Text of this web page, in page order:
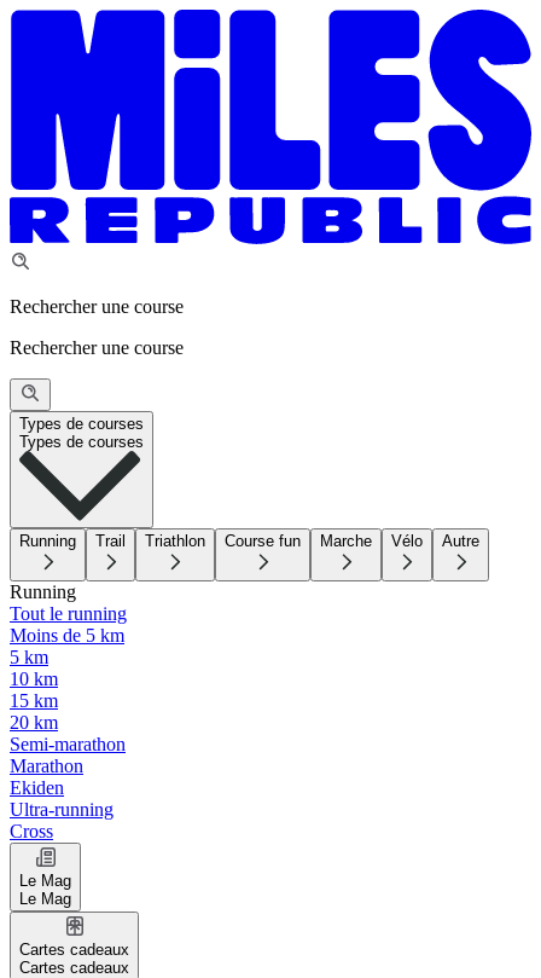
Rechercher une course
Rechercher une course
Types de courses
Types de courses
Running Trail Triathlon Course fun Marche Vélo Autre
Running
Tout le running
Moins de 5 km
5 km
10 km
15 km
20 km
Semi-marathon
Marathon
Ekiden
Ultra-running
Cross
Le Mag
Le Mag
Cartes cadeaux
Cartes cadeaux